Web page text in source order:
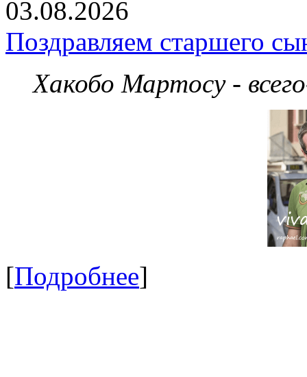
03.08.2026
Поздравляем старшего
Хакобо Мартосу -
[Подробнее]